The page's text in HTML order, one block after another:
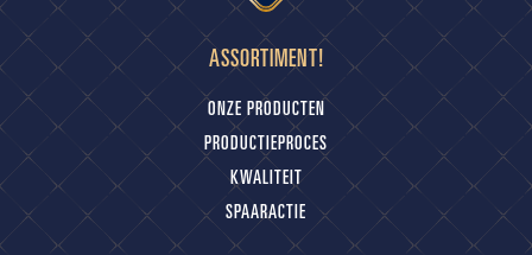
ASSORTIMENT!
ONZE PRODUCTEN
PRODUCTIEPROCES
KWALITEIT
SPAARACTIE